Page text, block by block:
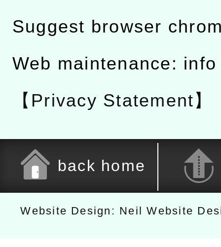
Suggest browser
Web maintenance:
【Privacy Statement】
back home
Website Design: Neil Website